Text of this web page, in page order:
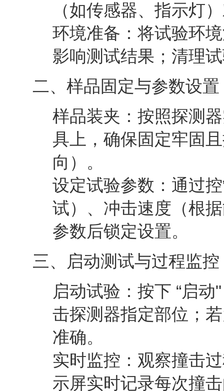
（如传感器、指示灯
环境准备 ：将试验环
影响测试结果；清理
二、样品固定与参数设置
样品装夹 ：按照探测
具上，确保固定牢固
向）。
设定试验参数 ：通过
试）、冲击速度（根
参数后锁定设置。
三、启动测试与过程监控
启动试验 ：按下 “启
击探测器指定部位；
准确。
实时监控 ：观察撞击
示屏实时记录每次撞